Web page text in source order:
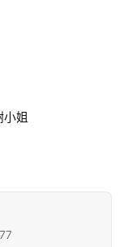
小姐